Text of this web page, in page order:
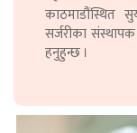
काठमाडौंस्थित
सर्जरीका
हनुहुन्छ ।